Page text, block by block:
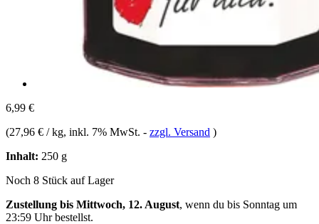
6,99 €
(27,96 € / kg, inkl. 7% MwSt. - zzgl. Versand )
Inhalt: 250 g
Noch 8 Stück auf Lager
Zustellung bis Mittwoch, 12. August, wenn du bis Sonntag um
23:59 Uhrbestellst.